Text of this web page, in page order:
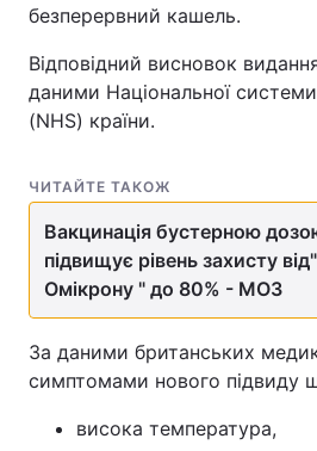
безперервний кашель.
Відповідний висновок
даними Національної
(NHS) країни.
ЧИТАЙТЕ ТАКОЖ
Вакцинація бустерною
підвищує рівень захисту від"
Омікрону " до 80% - МОЗ
За даними британських
симптомами нового підвиду
висока температура,